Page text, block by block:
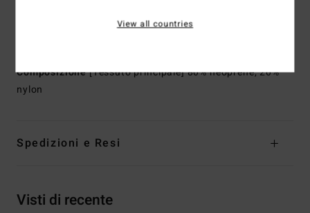
esterno e interno recycler 100% riciclati,
Composizione[Tessuto principale] 80% neoprene, 20%
nylon
Spedizioni e Resi
Visti di recente
View all countries